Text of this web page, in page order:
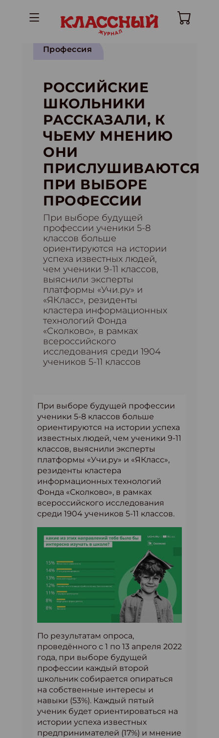
Профессия
РОССИЙСКИЕ
ШКОЛЬНИКИ
РАССКАЗАЛИ, К
ЧЬЕМУ МНЕНИЮ
ОНИ
ПРИСЛУШИВАЮТСЯ
ПРИ ВЫБОРЕ
ПРОФЕССИИ
При выборе будущей
профессии ученики 5-8
классов больше
ориентируются на истории
успеха известных людей,
чем ученики 9-11 классов,
выяснили эксперты
платформы «Учи.ру» и
«ЯКласс», резиденты
кластера информационных
технологий Фонда
«Сколково», в рамках
всероссийского
исследования среди 1904
учеников 5-11 классов
При выборе будущей профессии
ученики 5-8 классов больше
ориентируются на истории успеха
известных людей, чем ученики 9-11
классов, выяснили эксперты
платформы «Учи.ру» и «ЯКласс»,
резиденты кластера
информационных технологий
Фонда «Сколково», в рамках
всероссийского исследования
среди 1904 учеников 5-11 классов.
По результатам опроса,
проведённого с 1 по 13 апреля 2022
года, при выборе будущей
профессии каждый второй
школьник собирается опираться
на собственные интересы и
навыки (53%). Каждый пятый
ученик будет ориентироваться на
истории успеха известных
предпринимателей (17%) и мнение